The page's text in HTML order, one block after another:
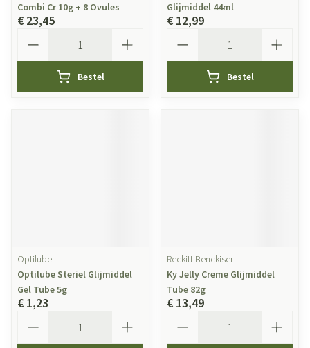
Combi Cr 10g + 8 Ovules
€ 23,45
Bestel
Glijmiddel 44ml
€ 12,99
Bestel
Optilube
Optilube Steriel Glijmiddel
Gel Tube 5g
€ 1,23
Reckitt Benckiser
Ky Jelly Creme Glijmiddel
Tube 82g
€ 13,49